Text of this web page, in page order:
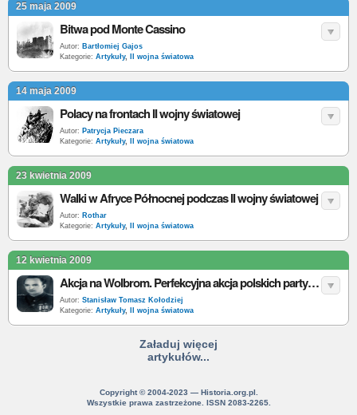
25 maja 2009
Bitwa pod Monte Cassino
Autor: Bartłomiej Gajos
Kategorie: Artykuły, II wojna światowa
14 maja 2009
Polacy na frontach II wojny światowej
Autor: Patrycja Pieczara
Kategorie: Artykuły, II wojna światowa
23 kwietnia 2009
Walki w Afryce Północnej podczas II wojny światowej
Autor: Rothar
Kategorie: Artykuły, II wojna światowa
12 kwietnia 2009
Akcja na Wolbrom. Perfekcyjna akcja polskich partyzantów
Autor: Stanisław Tomasz Kołodziej
Kategorie: Artykuły, II wojna światowa
Załaduj więcej
artykułów...
Copyright © 2004-2023 — Historia.org.pl.
Wszystkie prawa zastrzeżone. ISSN 2083-2265.